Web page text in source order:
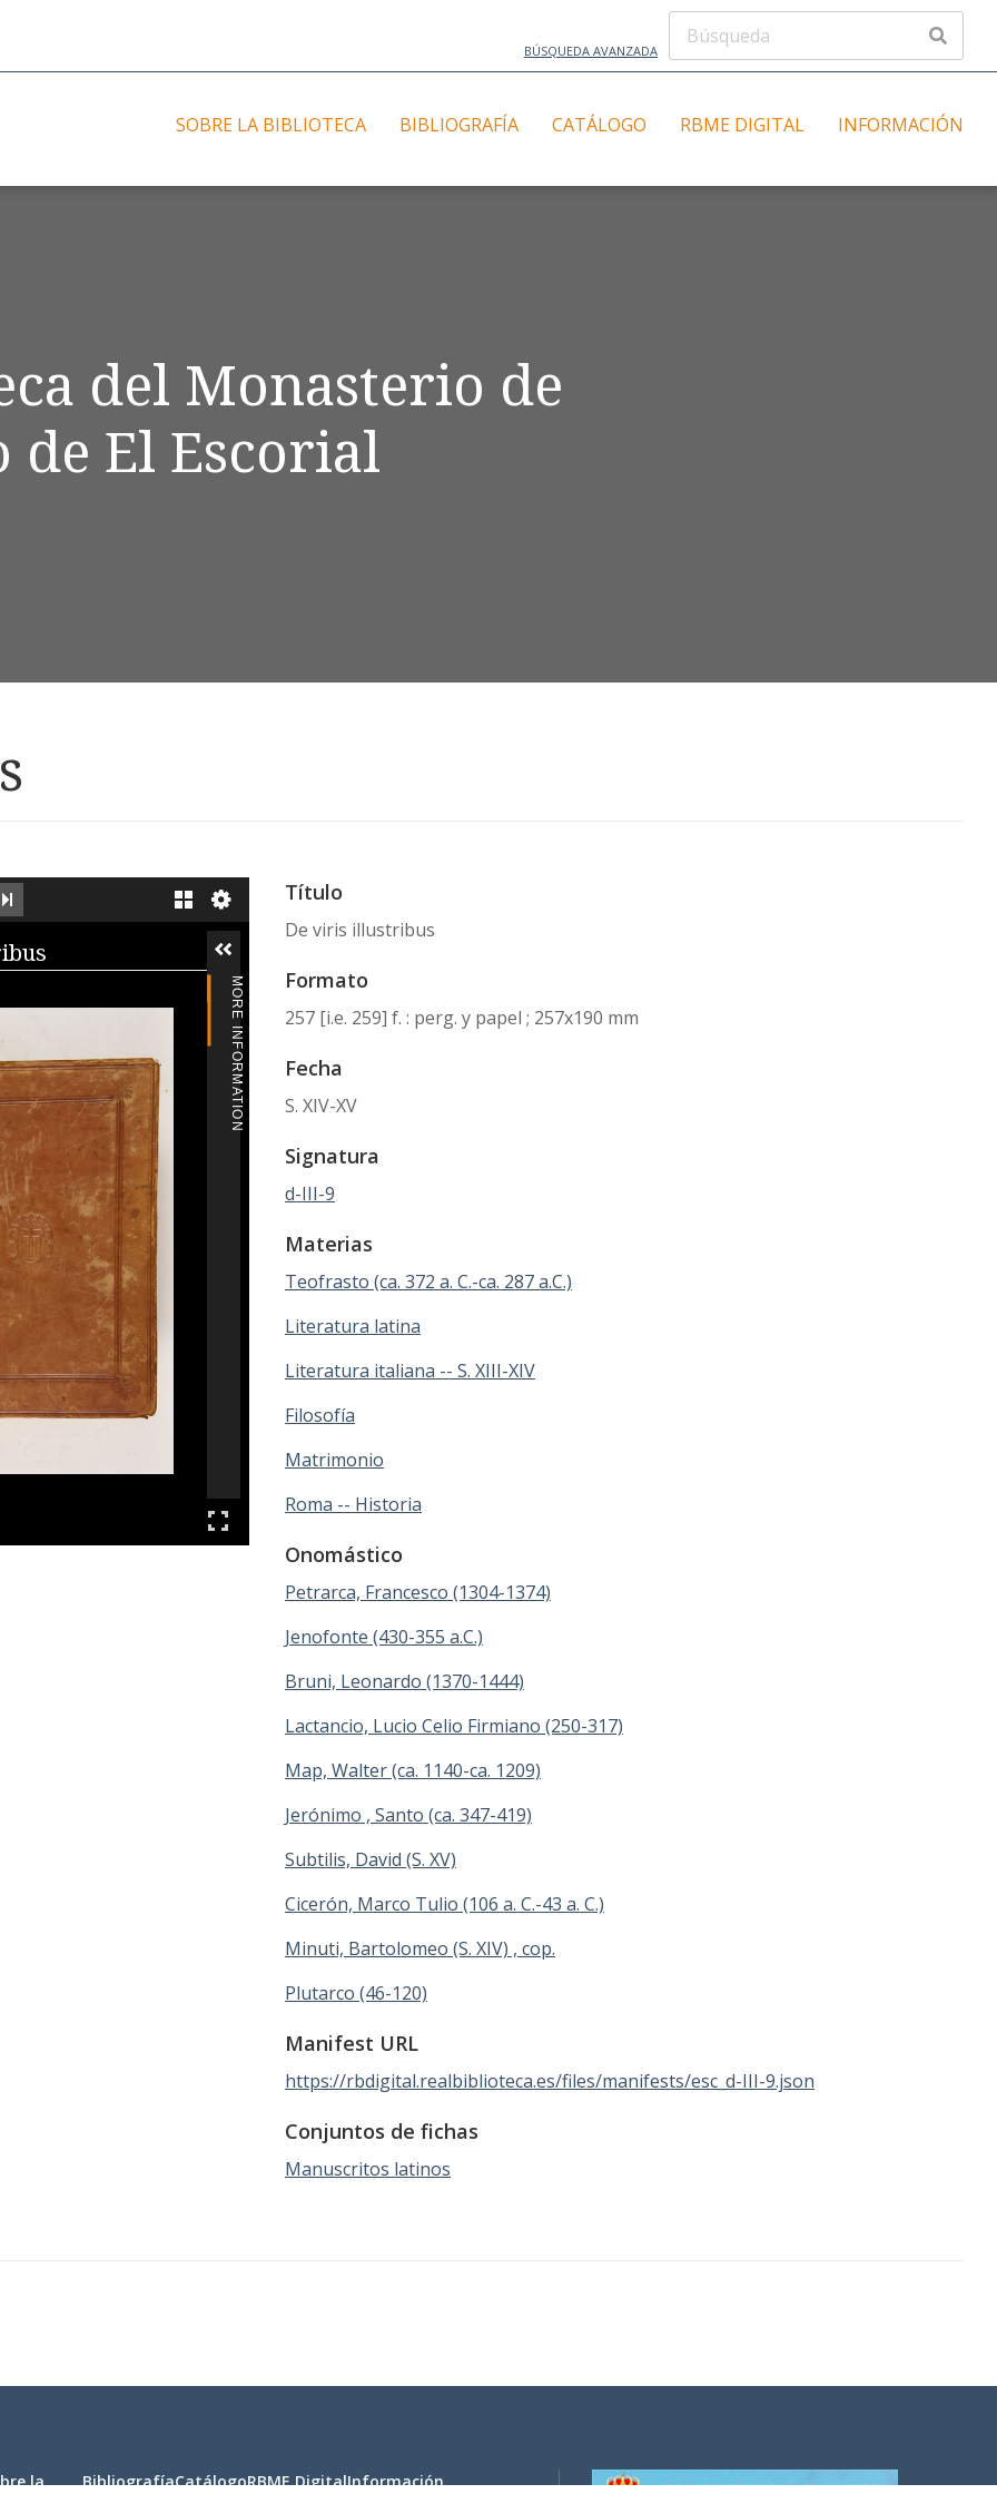
BÚSQUEDA AVANZADA
SOBRE LA BIBLIOTECA BIBLIOGRAFÍA CATÁLOGO RBME DIGITAL INFORMACIÓN
del Monasterio de
de El Escorial
IMAGE GALLERY
MORE INFORMATION
Título
De viris illustribus
Formato
257 [i.e. 259] f. : perg. y papel ; 257x190 mm
Fecha
S. XIV-XV
Signatura
d-III-9
Materias
Teofrasto (ca. 372 a. C.-ca. 287 a.C.)
Literatura latina
Literatura italiana -- S. XIII-XIV
Filosofía
Matrimonio
Roma -- Historia
Onomástico
Petrarca, Francesco (1304-1374)
Jenofonte (430-355 a.C.)
Bruni, Leonardo (1370-1444)
Lactancio, Lucio Celio Firmiano (250-317)
Map, Walter (ca. 1140-ca. 1209)
Jerónimo , Santo (ca. 347-419)
Subtilis, David (S. XV)
Cicerón, Marco Tulio (106 a. C.-43 a. C.)
Minuti, Bartolomeo (S. XIV) , cop.
Plutarco (46-120)
Manifest URL
https://rbdigital.realbiblioteca.es/files/manifests/esc_d-III-9.json
Conjuntos de fichas
Manuscritos latinos
la BibliografíaCatálogoRBME DigitalInformación